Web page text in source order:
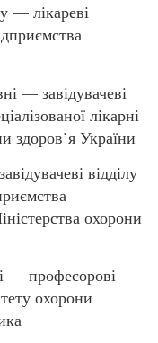
лікареві
— завідувачеві
лікарні
здоров’я України
відділу
охорони
— професорові
охорони